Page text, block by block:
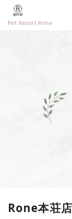
Pet Resort Rone
Rone本荘